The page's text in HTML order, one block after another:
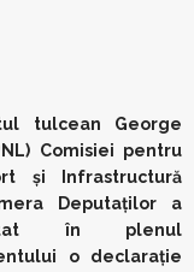
tulcean George
Comisiei pentru
și Infrastructură
Deputaților a
în plenul
o declarație